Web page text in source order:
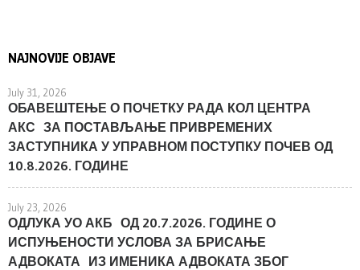
NAJNOVIJE OBJAVE
July 31, 2026
ОБАВЕШТЕЊЕ О ПОЧЕТКУ РАДА КОЛ ЦЕНТРА
АКС ЗА ПОСТАВЉАЊЕ ПРИВРЕМЕНИХ
ЗАСТУПНИКА У УПРАВНОМ ПОСТУПКУ ПОЧЕВ ОД
10.8.2026. ГОДИНЕ
July 23, 2026
ОДЛУКА УО АКБ ОД 20.7.2026. ГОДИНЕ О
ИСПУЊЕНОСТИ УСЛОВА ЗА БРИСАЊЕ
АДВОКАТА ИЗ ИМЕНИКА АДВОКАТА ЗБОГ